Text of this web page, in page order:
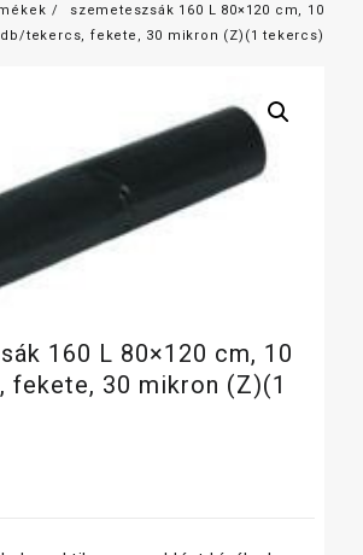
szemeteszsák 160 L 80×120 cm, 10
db/tekercs, fekete, 30 mikron (Z)(1 tekercs)
160 L 80×120 cm, 10
fekete, 30 mikron (Z)(1